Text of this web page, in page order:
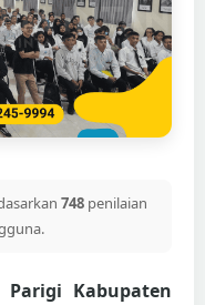
748 penilaian
Kabupaten